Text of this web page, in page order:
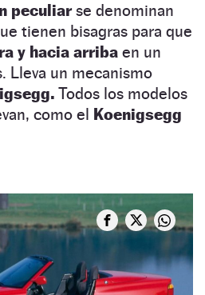
peculiarse denominan
tienen bisagras para que
y hacia arriba en un
Lleva un mecanismo
Todos los modelos
como el Koenigsegg